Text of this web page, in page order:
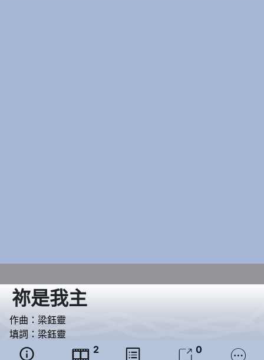
祢是我主
作曲： 梁鈺靈
填詞： 梁鈺靈
  2   0 